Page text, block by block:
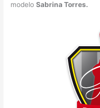
modeloSabrina Torres.